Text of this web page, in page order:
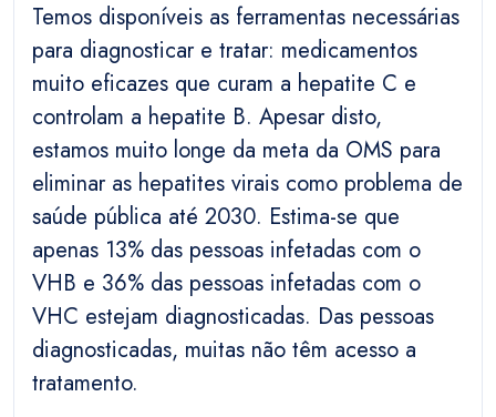
Temos disponíveis as ferramentas necessárias
para diagnosticar e tratar: medicamentos
muito eficazes que curam a hepatite C e
controlam a hepatite B. Apesar disto,
estamos muito longe da meta da OMS para
eliminar as hepatites virais como problema de
saúde pública até 2030. Estima-se que
apenas 13% das pessoas infetadas com o
VHB e 36% das pessoas infetadas com o
VHC estejam diagnosticadas. Das pessoas
diagnosticadas, muitas não têm acesso a
tratamento.